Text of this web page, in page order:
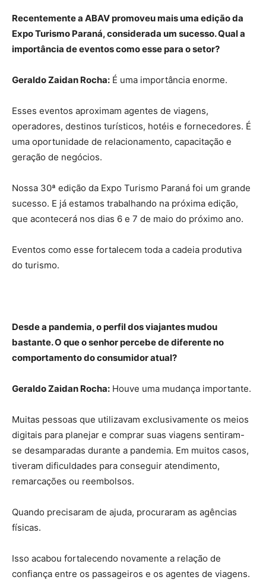
Recentemente a ABAV promoveu mais uma edição da
Expo Turismo Paraná, considerada um sucesso. Qual a
importância de eventos como esse para o setor?
Geraldo Zaidan Rocha: É uma importância enorme.
Esses eventos aproximam agentes de viagens,
operadores, destinos turísticos, hotéis e fornecedores. É
uma oportunidade de relacionamento, capacitação e
geração de negócios.
Nossa 30ª edição da Expo Turismo Paraná foi um grande
sucesso. E já estamos trabalhando na próxima edição,
que acontecerá nos dias 6 e 7 de maio do próximo ano.
Eventos como esse fortalecem toda a cadeia produtiva
do turismo.
Desde a pandemia, o perfil dos viajantes mudou
bastante. O que o senhor percebe de diferente no
comportamento do consumidor atual?
Geraldo Zaidan Rocha: Houve uma mudança importante.
Muitas pessoas que utilizavam exclusivamente os meios
digitais para planejar e comprar suas viagens sentiram-
se desamparadas durante a pandemia. Em muitos casos,
tiveram dificuldades para conseguir atendimento,
remarcações ou reembolsos.
Quando precisaram de ajuda, procuraram as agências
físicas.
Isso acabou fortalecendo novamente a relação de
confiança entre os passageiros e os agentes de viagens.